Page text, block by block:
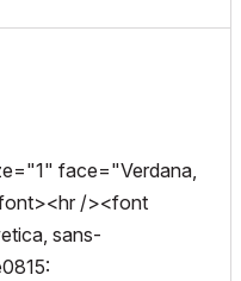
face="Verdana,
/><font
sans-